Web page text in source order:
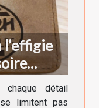
l’effigie
chaque détail
limitent pas